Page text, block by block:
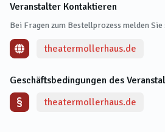
Veranstalter Kontaktieren
Bei Fragen zum Bestellprozess melden
theatermollerhaus.de
Geschäftsbedingungen des
theatermollerhaus.de